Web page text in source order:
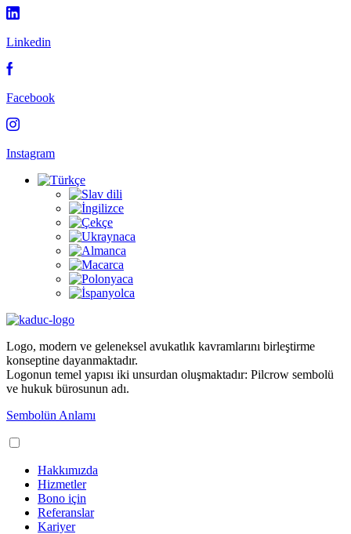
Linkedin
Facebook
Instagram
Logo, modern ve geleneksel avukatlık kavramlarını birleştirme
konseptine dayanmaktadır.
Logonun temel yapısı iki unsurdan oluşmaktadır: Pilcrow sembolü
ve hukuk bürosunun adı.
Sembolün Anlamı
Hakkımızda
Hizmetler
Bono için
Referanslar
Kariyer